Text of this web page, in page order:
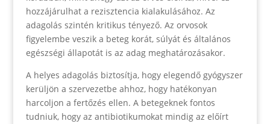
hozzájárulhat a rezisztencia kialakulásához. Az
adagolás szintén kritikus tényező. Az orvosok
figyelembe veszik a beteg korát, súlyát és általános
egészségi állapotát is az adag meghatározásakor.
A helyes adagolás biztosítja, hogy elegendő gyógyszer
kerüljön a szervezetbe ahhoz, hogy hatékonyan
harcoljon a fertőzés ellen. A betegeknek fontos
tudniuk, hogy az antibiotikumokat mindig az előírt